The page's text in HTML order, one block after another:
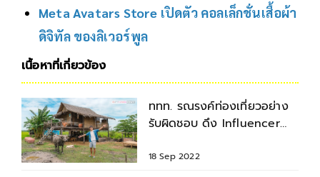
Meta Avatars Store เปิดตัว คอลเล็กชั่นเสื้อผ้า
ดิจิทัล ของลิเวอร์พูล
เนื้อหาที่เกี่ยวข้อง
ททท. รณรงค์ท่องเที่ยวอย่าง
รับผิดชอบ ดึง Influencer
18 Sep 2022